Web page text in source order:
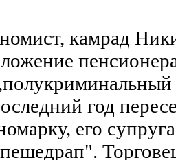
камрад
год
его